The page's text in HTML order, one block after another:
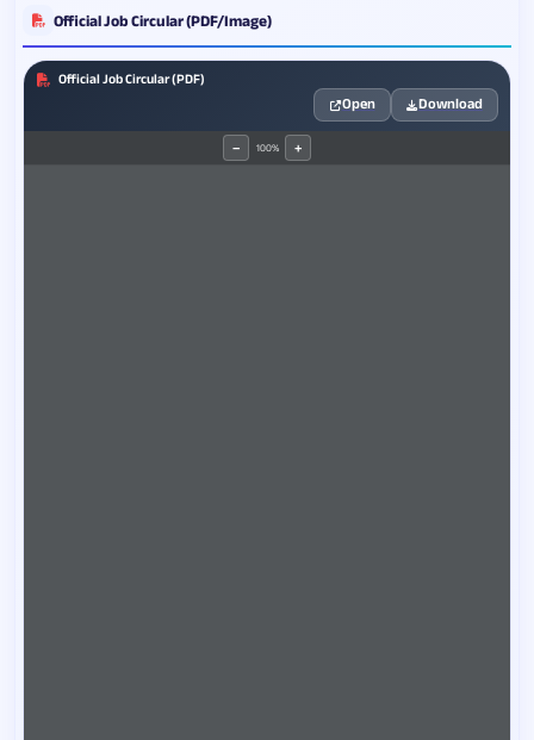
Official Job Circular (PDF/Image)
Official Job Circular (PDF)
Open Download
− 100% +